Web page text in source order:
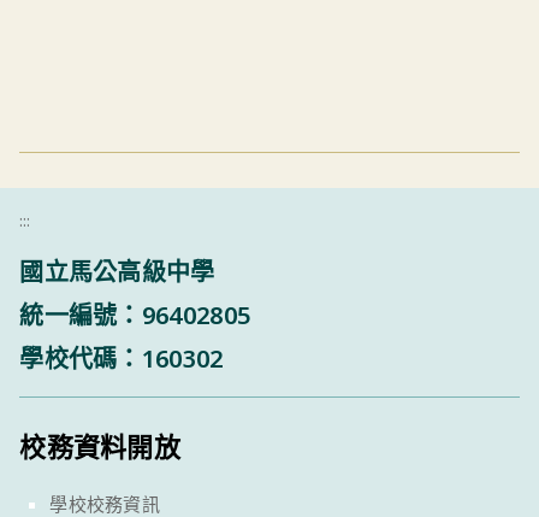
:::
國立馬公高級中學
統一編號：96402805
學校代碼：160302
校務資料開放
學校校務資訊